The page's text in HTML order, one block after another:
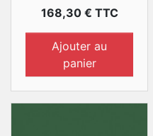
Prix
168,30 € TTC
Ajouter au
panier